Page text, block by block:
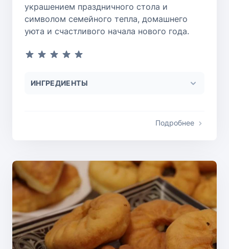
украшением праздничного стола и
символом семейного тепла, домашнего
уюта и счастливого начала нового года.
ИНГРЕДИЕНТЫ
Подробнее